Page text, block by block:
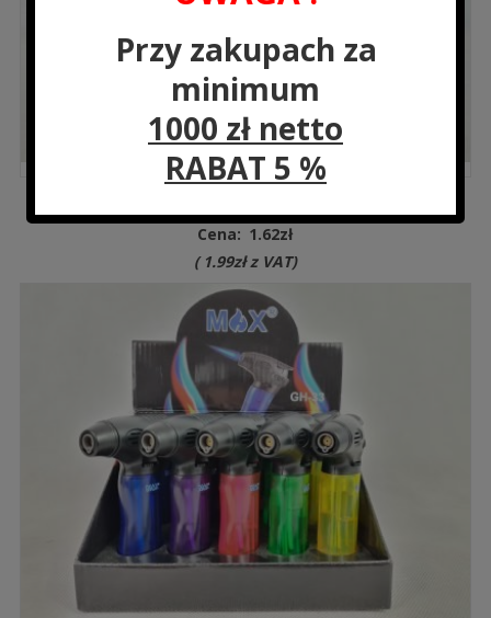
HB-1546 Zapalarka gazowa 18×4,9×1,7 cm
Cena: 1.62zł
( 1.99złz VAT)
Przy zakupach za
minimum
1000 zł netto
RABAT 5 %